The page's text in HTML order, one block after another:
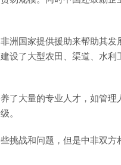
洲国家提供援助来帮助其发
设了大型农田、渠道、水利
了大量的专业人才，如管理
。
挑战和问题，但是中非双方